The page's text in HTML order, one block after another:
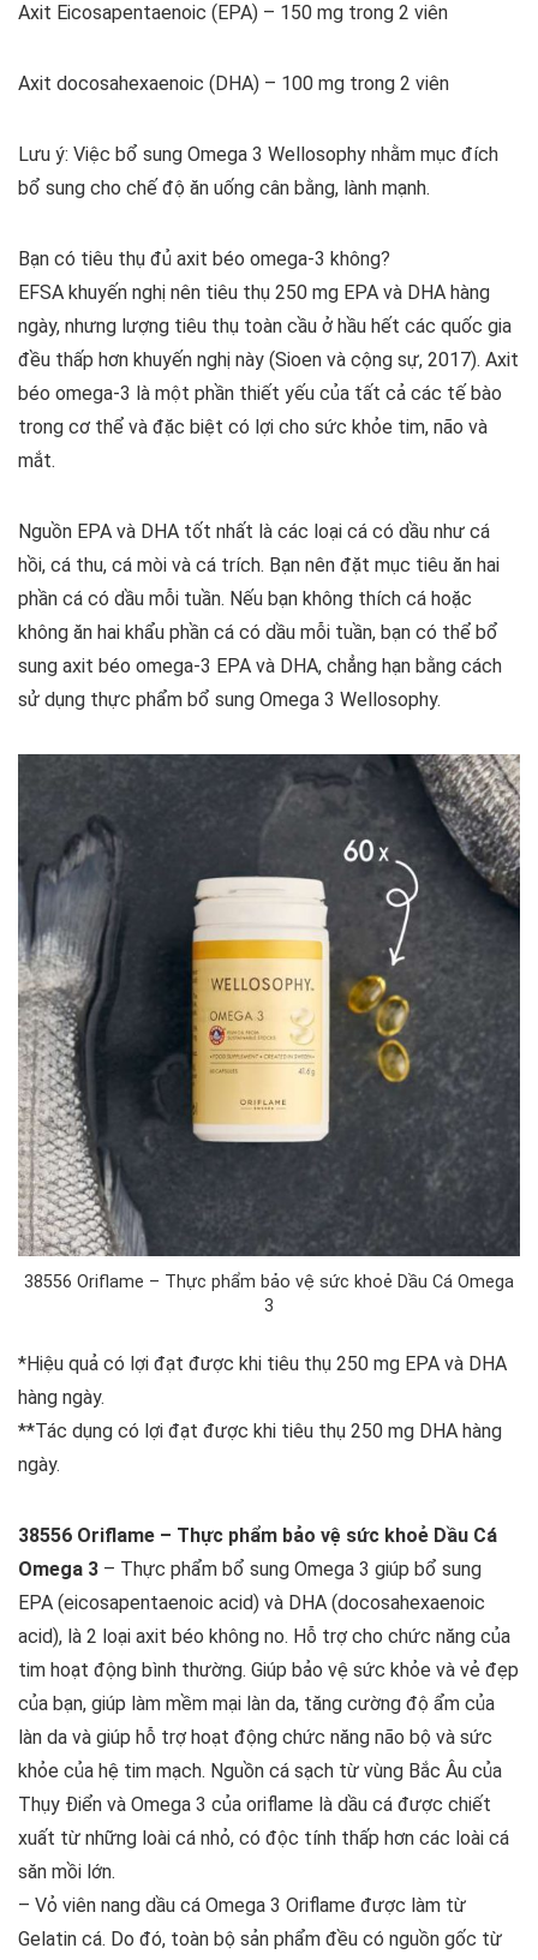
Axit Eicosapentaenoic (EPA) – 150 mg trong 2 viên
Axit docosahexaenoic (DHA) – 100 mg trong 2 viên
Lưu ý: Việc bổ sung Omega 3 Wellosophy nhằm mục đích
bổ sung cho chế độ ăn uống cân bằng, lành mạnh.
Bạn có tiêu thụ đủ axit béo omega-3 không?
EFSA khuyến nghị nên tiêu thụ 250 mg EPA và DHA hàng
ngày, nhưng lượng tiêu thụ toàn cầu ở hầu hết các quốc gia
đều thấp hơn khuyến nghị này (Sioen và cộng sự, 2017). Axit
béo omega-3 là một phần thiết yếu của tất cả các tế bào
trong cơ thể và đặc biệt có lợi cho sức khỏe tim, não và
mắt.
Nguồn EPA và DHA tốt nhất là các loại cá có dầu như cá
hồi, cá thu, cá mòi và cá trích. Bạn nên đặt mục tiêu ăn hai
phần cá có dầu mỗi tuần. Nếu bạn không thích cá hoặc
không ăn hai khẩu phần cá có dầu mỗi tuần, bạn có thể bổ
sung axit béo omega-3 EPA và DHA, chẳng hạn bằng cách
sử dụng thực phẩm bổ sung Omega 3 Wellosophy.
38556 Oriflame – Thực phẩm bảo vệ sức khoẻ Dầu Cá Omega
3
*Hiệu quả có lợi đạt được khi tiêu thụ 250 mg EPA và DHA
hàng ngày.
**Tác dụng có lợi đạt được khi tiêu thụ 250 mg DHA hàng
ngày.
38556 Oriflame – Thực phẩm bảo vệ sức khoẻ Dầu Cá
Omega 3 – Thực phẩm bổ sung Omega 3 giúp bổ sung
EPA (eicosapentaenoic acid) và DHA (docosahexaenoic
acid), là 2 loại axit béo không no. Hỗ trợ cho chức năng của
tim hoạt động bình thường. Giúp bảo vệ sức khỏe và vẻ đẹp
của bạn, giúp làm mềm mại làn da, tăng cường độ ẩm của
làn da và giúp hỗ trợ hoạt động chức năng não bộ và sức
khỏe của hệ tim mạch. Nguồn cá sạch từ vùng Bắc Âu của
Thụy Điển và Omega 3 của oriflame là dầu cá được chiết
xuất từ những loài cá nhỏ, có độc tính thấp hơn các loài cá
săn mồi lớn.
– Vỏ viên nang dầu cá Omega 3 Oriflame được làm từ
Gelatin cá. Do đó, toàn bộ sản phẩm đều có nguồn gốc từ